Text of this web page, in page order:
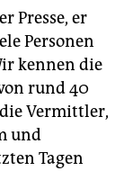
Presse, er
Personen
kennen die
rund 40
Vermittler,
und
Tagen